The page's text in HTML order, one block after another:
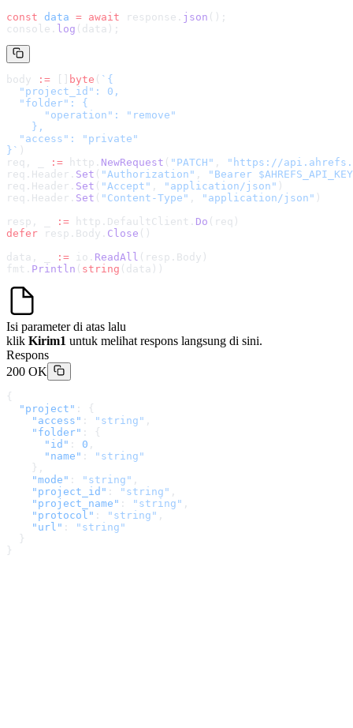
const data = await response. json ();
console. log (data);
body := byte ( ` {
  "project_id": 0,
  "folder": {
      "operation": "remove"
    },
  "access": "private"
} ` )
req, _
:= http. NewRequest ( "PATCH" , " https://
req.Header. Set ( "Authorization" ,
"Bearer
req.Header. Set ( "Accept" , "application/json" )
req.Header. Set ( "Content-Type" , "application/json" )
resp, _
:= http.DefaultClient. Do (req)
defer resp.Body. Close ()
data, _
:= io. ReadAll (resp.Body)
fmt. Println ( string (data))
Isi parameter di atas lalu
klik Kirim1 untuk melihat respons langsung di sini.
Respons
200 OK
{
  "project"
: {
    "access"
: "string" ,
    "folder"
: {
      "id"
: 0 ,
      "name"
:
"string"
    },
    "mode"
: "string" ,
    "project_id"
: "string" ,
    "project_name"
: "string" ,
    "protocol"
: "string" ,
    "url"
:
"string"
  }
}